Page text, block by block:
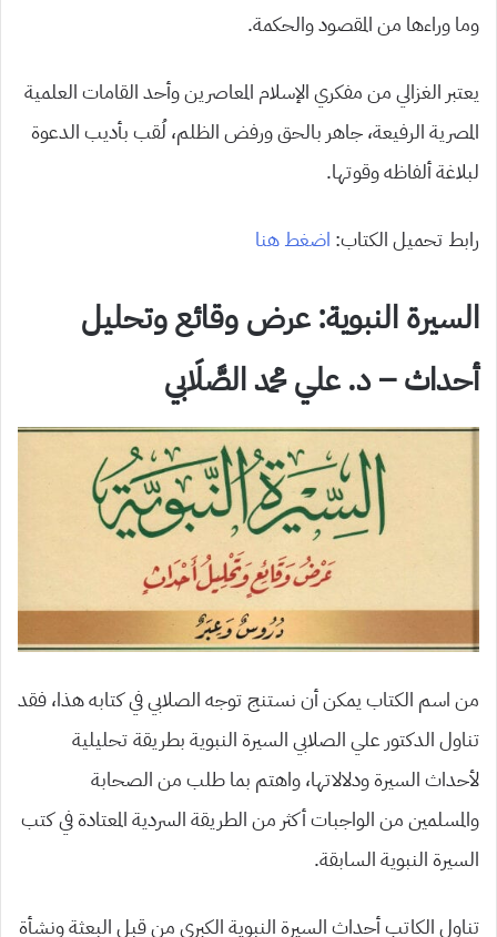
وما وراءها من المقصود والحكمة.
يعتبر الغزالي من مفكري الإسلام المعاصرين وأحد القامات العلمية
المصرية الرفيعة، جاهر بالحق ورفض الظلم، لُقب بأديب الدعوة
لبلاغة ألفاظه وقوتها.
رابط تحميل الكتاب: اضغط هنا
السيرة النبوية: عرض وقائع وتحليل
أحداث – د. علي محمد الصَّلَابي
من اسم الكتاب يمكن أن نستنج توجه الصلابي في كتابه هذا، فقد
تناول الدكتور علي الصلابي السيرة النبوية بطريقة تحليلية
لأحداث السيرة ودلالاتها، واهتم بما طلب من الصحابة
والمسلمين من الواجبات أكثر من الطريقة السردية المعتادة في كتب
السيرة النبوية السابقة.
تناول الكاتب أحداث السيرة النبوية الكبرى من قبل البعثة ونشأة